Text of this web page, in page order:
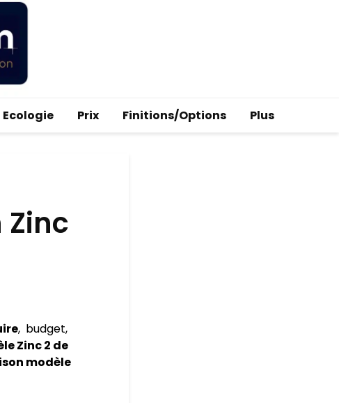
Ecologie Prix Finitions/Options Plus
Zinc
, budget,
Zinc 2 de
modèle